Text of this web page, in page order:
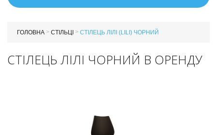
ГОЛОВНА > СТІЛЬЦІ > СТІЛЕЦЬ ЛІЛІ (LILI) ЧОРНИЙ
СТІЛЕЦЬ ЛІЛІ ЧОРНИЙ В ОРЕНДУ